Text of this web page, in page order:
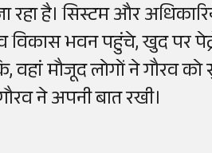
रहा है। सिस्टम और
भवन पहुंचे, खुद पर
मौजूद लोगों ने गौरव को
ने अपनी बात रखी।